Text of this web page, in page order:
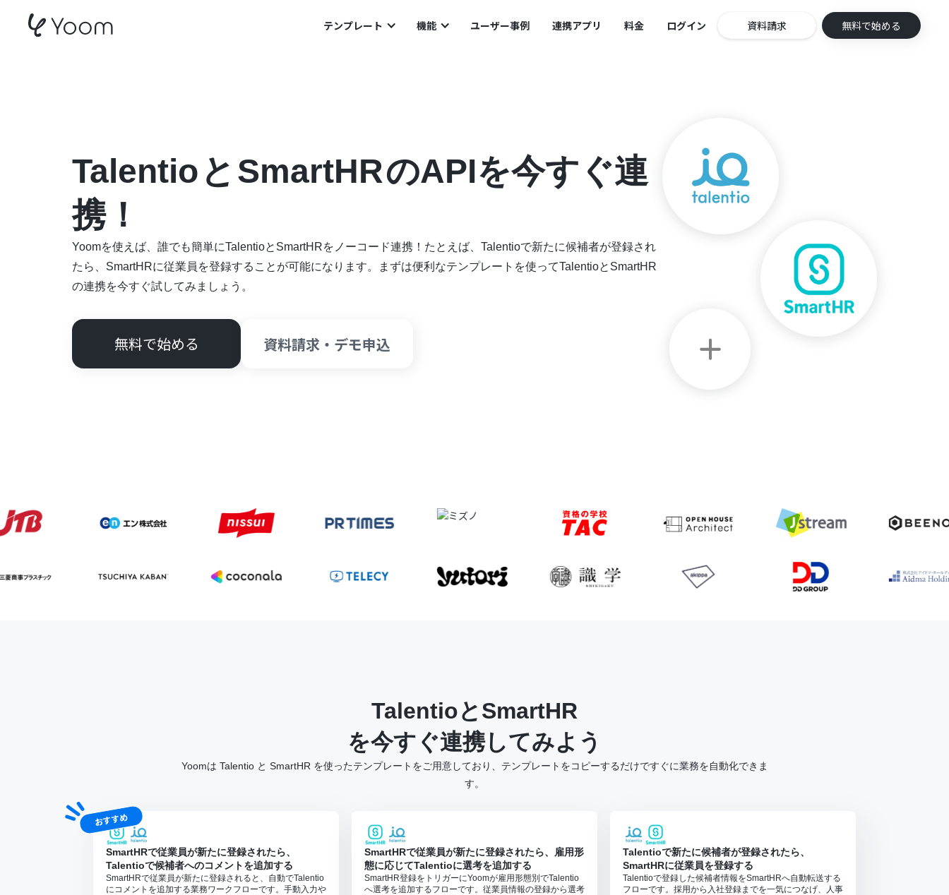
テンプレート 機能 ユーザー事例 連携アプリ 料金 ログイン 資料請求 無料で始める
Talentio と SmartHRのAPIを今すぐ連
携！
Yoomを使えば、誰でも簡単にTalentioとSmartHRをノーコード連携！たとえば、Talentioで新たに候補者が登録され
たら、SmartHRに従業員を登録することが可能になります。まずは便利なテンプレートを使ってTalentioとSmartHR
の連携を今すぐ試してみましょう。
無料で始める 資料請求・デモ申込
TalentioとSmartHR
を今すぐ連携してみよう
Yoomは Talentio と SmartHR を使ったテンプレートをご用意しており、テンプレートをコピーするだけですぐに業務を自動化できま
す。
おすすめ
SmartHRで従業員が新たに登録されたら、
Talentioで候補者へのコメントを追加する
SmartHRで従業員が新たに登録されると、自動でTalentio
にコメントを追加する業務ワークフローです。手動入力や
SmartHRで従業員が新たに登録されたら、雇用形
態に応じてTalentioに選考を追加する
SmartHR登録をトリガーにYoomが雇用形態別でTalentio
へ選考を追加するフローです。従業員情報の登録から選考
Talentioで新たに候補者が登録されたら、
SmartHRに従業員を登録する
Talentioで登録した候補者情報をSmartHRへ自動転送する
フローです。採用から入社登録までを一気につなげ、人事